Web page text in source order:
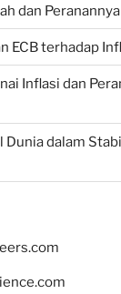
dan
ECB terhadap
Inflasi dan
Dunia dalam